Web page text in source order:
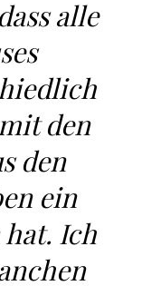
alle
den
den
ein
Ich